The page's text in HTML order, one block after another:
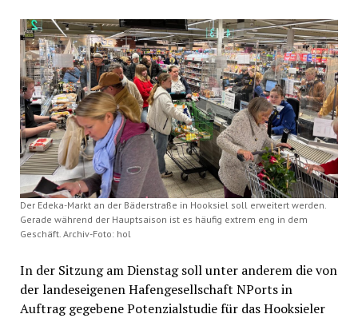
Der Edeka-Markt an der Bäderstraße in Hooksiel soll erweitert werden.
Gerade während der Hauptsaison ist es häufig extrem eng in dem
Geschäft. Archiv-Foto: hol
In der Sitzung am Dienstag soll unter anderem die von
der landeseigenen Hafengesellschaft NPorts in
Auftrag gegebene Potenzialstudie für das Hooksieler